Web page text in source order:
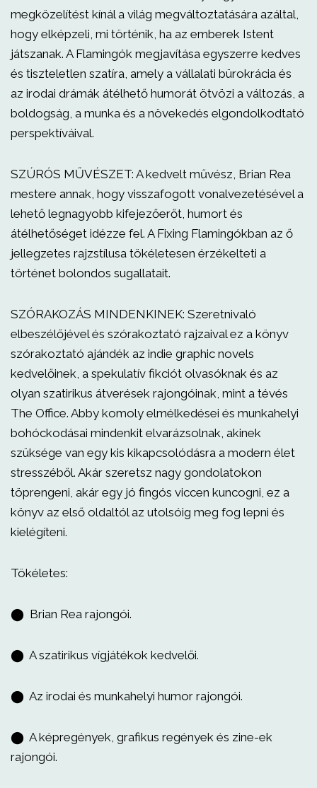
megközelítést kínál a világ megváltoztatására azáltal,
hogy elképzeli, mi történik, ha az emberek Istent
játszanak. A Flamingók megjavítása egyszerre kedves
és tiszteletlen szatíra, amely a vállalati bürokrácia és
az irodai drámák átélhető humorát ötvözi a változás, a
boldogság, a munka és a növekedés elgondolkodtató
perspektíváival.
SZÚRÓS MŰVÉSZET: A kedvelt művész, Brian Rea
mestere annak, hogy visszafogott vonalvezetésével a
lehető legnagyobb kifejezőerőt, humort és
átélhetőséget idézze fel. A Fixing Flamingókban az ő
jellegzetes rajzstílusa tökéletesen érzékelteti a
történet bolondos sugallatait.
SZÓRAKOZÁS MINDENKINEK: Szeretnivaló
elbeszélőjével és szórakoztató rajzaival ez a könyv
szórakoztató ajándék az indie graphic novels
kedvelőinek, a spekulatív fikciót olvasóknak és az
olyan szatirikus átverések rajongóinak, mint a tévés
The Office. Abby komoly elmélkedései és munkahelyi
bohóckodásai mindenkit elvarázsolnak, akinek
szüksége van egy kis kikapcsolódásra a modern élet
stresszéből. Akár szeretsz nagy gondolatokon
töprengeni, akár egy jó fingós viccen kuncogni, ez a
könyv az első oldaltól az utolsóig meg fog lepni és
kielégíteni.
Tökéletes:
⬤ Brian Rea rajongói.
⬤ A szatirikus vígjátékok kedvelői.
⬤ Az irodai és munkahelyi humor rajongói.
⬤ A képregények, grafikus regények és zine-ek
rajongói.